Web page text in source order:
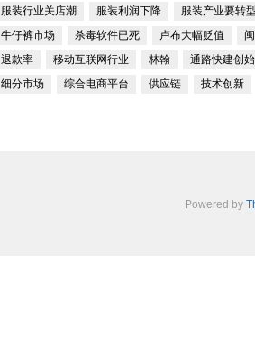
服装行业关店潮
服装利润下降 服装产业要转
牛仔裤市场
杀毒软件已死 卢布大幅贬值
退款率
移动互联网行业 林翰 通路快建创
细分市场
综合电商平台 供应链 技术创新
Powered by